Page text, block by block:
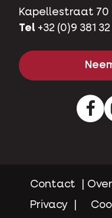
Kapellestraat 70
Tel +32 (0)9 381
Contact
Privacy